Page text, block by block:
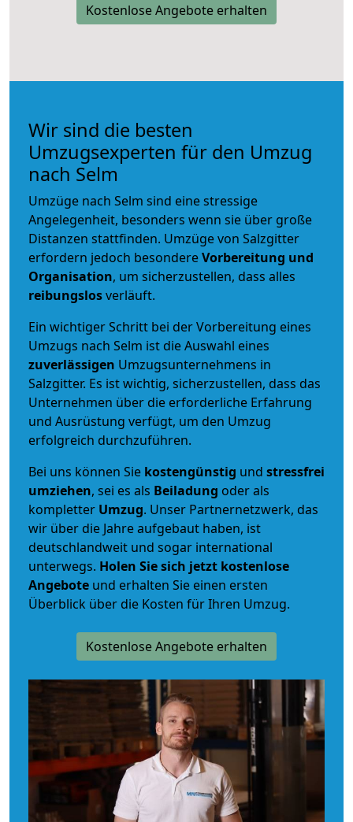
Kostenlose Angebote erhalten
Wir sind die besten
Umzugsexperten für den Umzug
nach Selm
Umzüge nach Selm sind eine stressige
Angelegenheit, besonders wenn sie über große
Distanzen stattfinden. Umzüge von Salzgitter
erfordern jedoch besondereVorbereitung und
Organisation, um sicherzustellen, dass alles
reibungslosverläuft.
Ein wichtiger Schritt bei der Vorbereitung eines
Umzugs nach Selm ist die Auswahl eines
zuverlässigen Umzugsunternehmens in
Salzgitter. Es ist wichtig, sicherzustellen, dass das
Unternehmen über die erforderliche Erfahrung
und Ausrüstung verfügt, um den Umzug
erfolgreich durchzuführen.
Bei uns können Sie kostengünstig und stressfrei
umziehen, sei es als Beiladung oder als
kompletter Umzug. Unser Partnernetzwerk, das
wir über die Jahre aufgebaut haben, ist
deutschlandweit und sogar international
unterwegs. Holen Sie sich jetzt kostenlose
Angebote und erhalten Sie einen ersten
Überblick über die Kosten für Ihren Umzug.
Kostenlose Angebote erhalten